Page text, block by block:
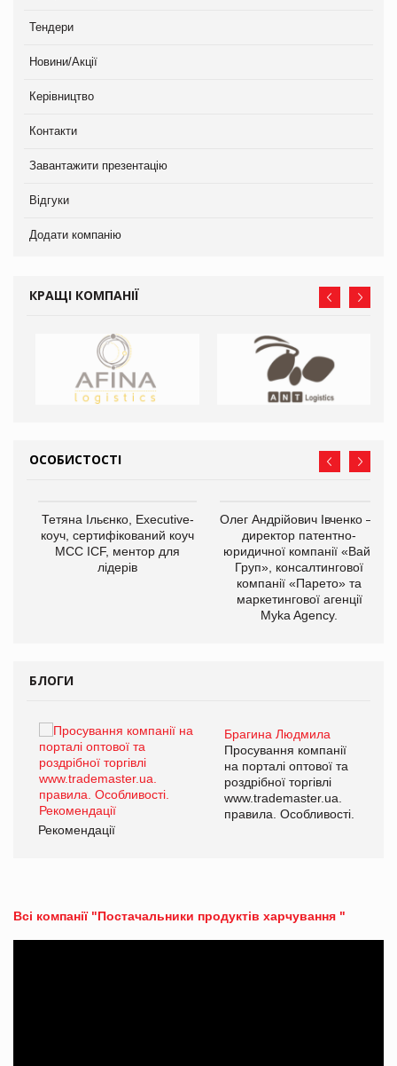
Тендери
Новини/Акції
Керівництво
Контакти
Завантажити презентацію
Відгуки
Додати компанію
КРАЩІ КОМПАНІЇ
ОСОБИСТОСТІ
Тетяна Ільєнко, Executive-
коуч, сертифікований коуч
МСС ICF, ментор для
лідерів
Олег Андрійович Івченко —
директор патентно-
юридичної компанії «Вайз
Груп», консалтингової
компанії «Парето» та
маркетингової агенції
Myka Agency.
БЛОГИ
Брагина Людмила
Просування компанії
на порталі оптової та
роздрібної торгівлі
www.trademaster.ua.
правила. Особливості.
Рекомендації
Всі компанії "Постачальники продуктів харчування "